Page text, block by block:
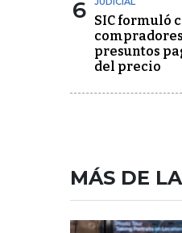
6 SIC formuló
presuntos
del precio
MÁS DE